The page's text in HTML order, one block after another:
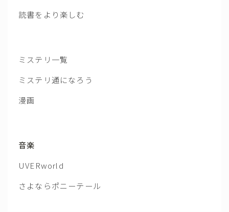
読書をより楽しむ
ミステリ一覧
ミステリ通になろう
漫画
音楽
UVERworld
さよならポニーテール